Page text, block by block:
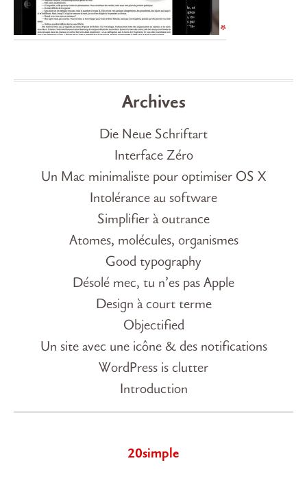
Archives
Die Neue Schriftart
Interface Zéro
Un Mac minimaliste pour optimiser OS X
Intolérance au software
Simplifier à outrance
Atomes, molécules, organismes
Good typography
Désolé mec, tu n’es pas Apple
Design à court terme
Objectified
Un site avec une icône & des notifications
WordPress is clutter
Introduction
20simple